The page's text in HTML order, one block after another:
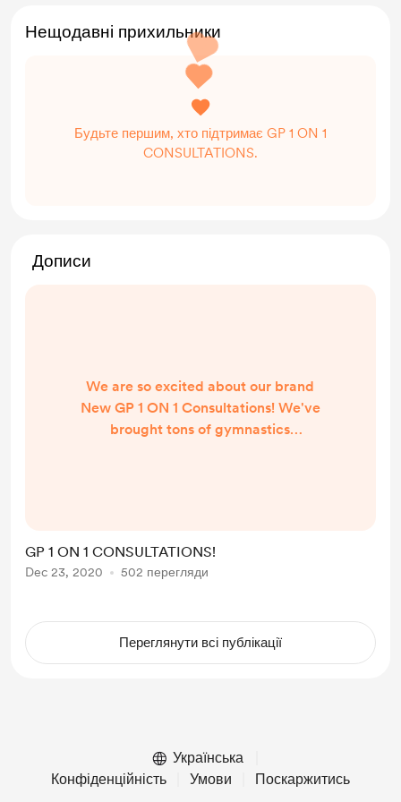
Нещодавні прихильники
Будьте першим, хто підтримає GP 1 ON 1
CONSULTATIONS.
Дописи
We are so excited about our brand
New GP 1 ON 1 Consultations! We've
brought tons of gymnastics
who are looking to take their craft
to new levels! Make sure to
today so we can help you elevate
your coaching game...
GP 1 ON 1 CONSULTATIONS!
Dec 23, 2020 502 перегляди
Переглянути всі публікації
Українська
Конфіденційність
Умови Поскаржитись